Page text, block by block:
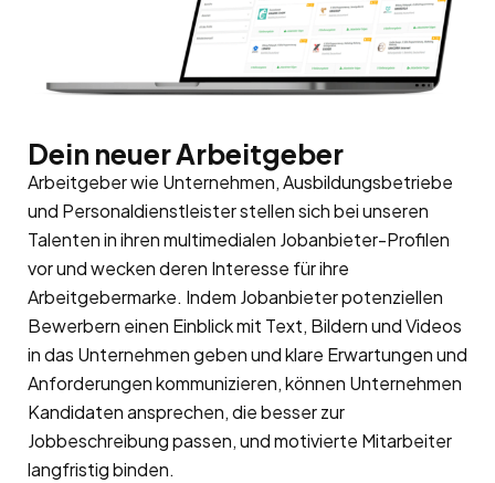
Dein neuer Arbeitgeber
Arbeitgeber wie Unternehmen, Ausbildungsbetriebe
und Personaldienstleister stellen sich bei unseren
Talenten in ihren multimedialen Jobanbieter-Profilen
vor und wecken deren Interesse für ihre
Arbeitgebermarke. Indem Jobanbieter potenziellen
Bewerbern einen Einblick mit Text, Bildern und Videos
in das Unternehmen geben und klare Erwartungen und
Anforderungen kommunizieren, können Unternehmen
Kandidaten ansprechen, die besser zur
Jobbeschreibung passen, und motivierte Mitarbeiter
langfristig binden.